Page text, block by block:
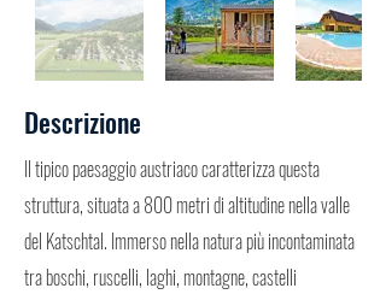
Descrizione
Il tipico paesaggio austriaco caratterizza questa
struttura, situata a 800 metri di altitudine nella valle
del Katschtal. Immerso nella natura più incontaminata
tra boschi, ruscelli, laghi, montagne, castelli